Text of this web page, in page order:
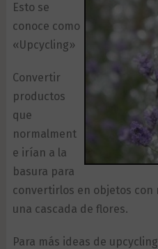
Esto se
conoce como
«Upcycling»
Convertir
productos
que
normalment
e irían a la
basura para
convertirlos en objetos con
una cascada de flores.
Para más ideas de